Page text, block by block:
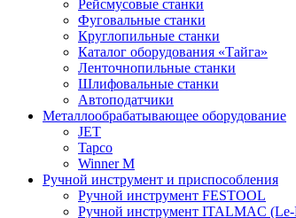
Рейсмусовые станки
Фуговальные станки
Круглопильные станки
Каталог оборудования «Тайга»
Ленточнопильные станки
Шлифовальные станки
Автоподатчики
Металлообрабатывающее оборудование
JET
Tapco
Winner M
Ручной инструмент и приспособления
Ручной инструмент FESTOOL
Ручной инструмент ITALMAC